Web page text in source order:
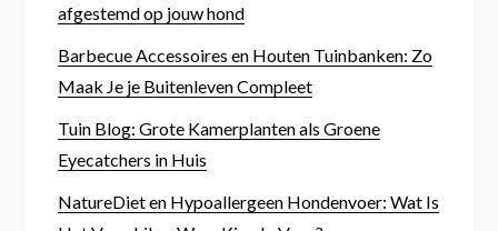
afgestemd op jouw hond
Barbecue Accessoires en Houten Tuinbanken: Zo
Maak Je je Buitenleven Compleet
Tuin Blog: Grote Kamerplanten als Groene
Eyecatchers in Huis
NatureDiet en Hypoallergeen Hondenvoer: Wat Is